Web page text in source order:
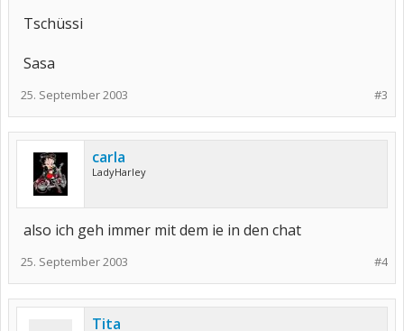
Tschüssi
Sasa
#3
25. September 2003
carla
LadyHarley
also ich geh immer mit dem ie in den chat
#4
25. September 2003
Tita